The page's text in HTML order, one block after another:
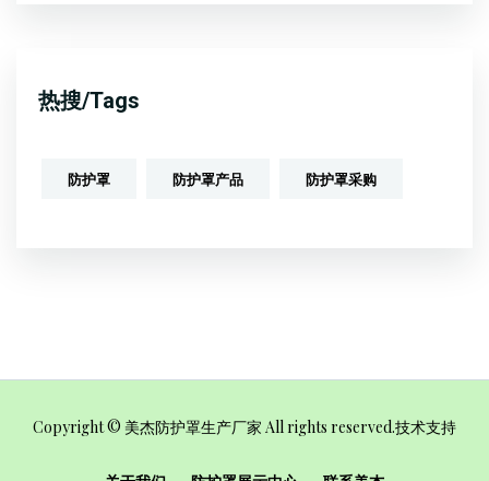
热搜/Tags
防护罩 防护罩产品 防护罩采购
Copyright © 美杰防护罩生产厂家 All rights reserved.技术支持